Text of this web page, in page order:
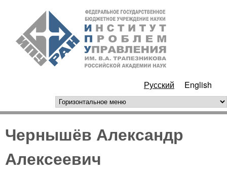
Перейти к основному
содержанию
РАН
Русский English
горизонтальное меню
Чернышёв Александр
Алексеевич